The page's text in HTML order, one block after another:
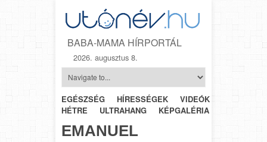
BABA-MAMA HÍRPORTÁL
2026. augusztus 8.
EGÉSZSÉG HÍRESSÉGEK VIDEÓK
HÉTRŐL-
HÉTRE
ULTRAHANG KÉPGALÉRIA
EMANUEL